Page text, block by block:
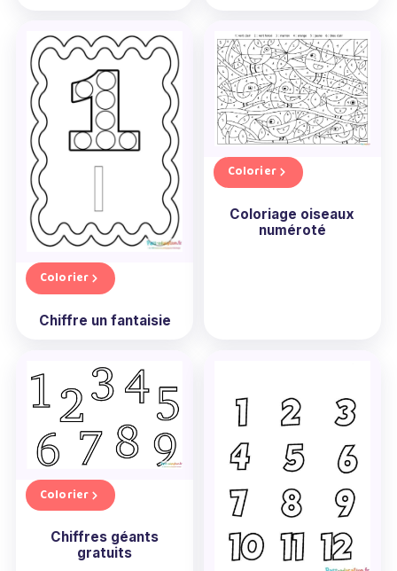
Colorier
Chiffre un fantaisie
Colorier
Coloriage oiseaux
numéroté
Colorier
Chiffres géants
gratuits